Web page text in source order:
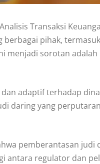
Transaksi
pihak,
menjadi sorotan
adaptif terhadap
daring yang
pemberantasan
antara regulator dan